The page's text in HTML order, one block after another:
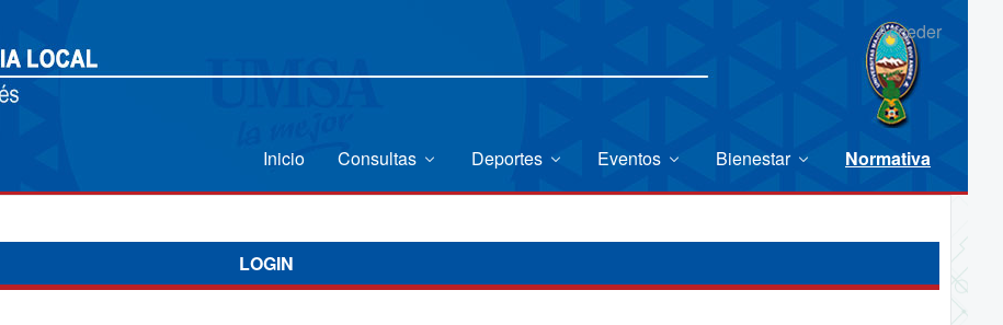
Acceder
Inicio Consultas Deportes Eventos Bienestar Normativa
LOGIN